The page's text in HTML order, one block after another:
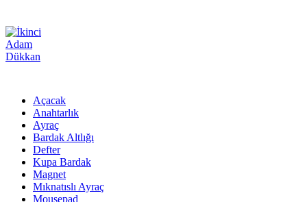
Açacak
Anahtarlık
Ayraç
Bardak Altlığı
Defter
Kupa Bardak
Magnet
Mıknatıslı Ayraç
Mousepad